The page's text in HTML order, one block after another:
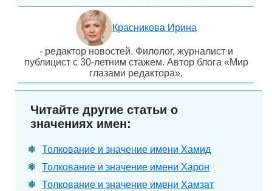
Красникова Ирина
- редактор новостей. Филолог, журналист и
публицист с 30-летним стажем. Автор блога «Мир
глазами редактора».
Читайте другие статьи о
значениях имен:
Толкование и значение имени Хамид
Толкование и значение имени Харон
Толкование и значение имени Хамзат